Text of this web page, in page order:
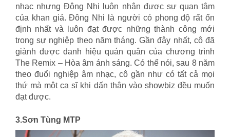
nhạc nhưng Đông Nhi luôn nhận được sự quan tâm
của khan giả. Đông Nhi là người có phong độ rất ổn
định nhất và luôn đạt được những thành công mới
trong sự nghiệp theo năm tháng. Gần đây nhất, cô đã
giành được danh hiệu quán quân của chương trình
The Remix – Hòa âm ánh sáng. Có thể nói, sau 8 năm
theo đuổi nghiệp âm nhạc, cô gần như có tất cả mọi
thứ mà một ca sĩ khi dấn thân vào showbiz đều muốn
đạt được.
3.Sơn Tùng MTP